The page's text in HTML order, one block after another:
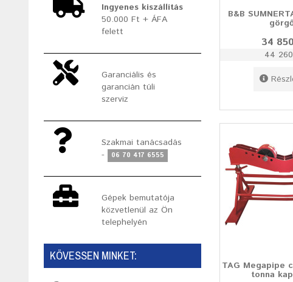
Ingyenes kiszállítás
50.000 Ft + ÁFA
felett
Garanciális és
garancián túli
szerviz
Szakmai tanácsadás
-
06 70 417 6555
Gépek bemutatója
közvetlenül az Ön
telephelyén
KÖVESSEN MINKET:
B&B
34
44
TAG Megapipe
tonna